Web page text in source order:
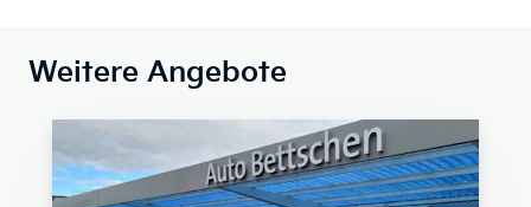
Weitere Angebote